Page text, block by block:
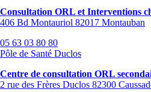
Consultation ORL et Interventions
406 Bd Montauriol 82017 Montauban
05 63 03 80 80
Pôle de Santé Duclos
Centre de consultation ORL
2 rue des Frères Duclos 82300